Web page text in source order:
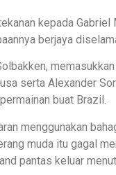
kepada
berjaya
serta Alexander
buat Brazil.
menggunakan
muda itu gagal
pantas keluar